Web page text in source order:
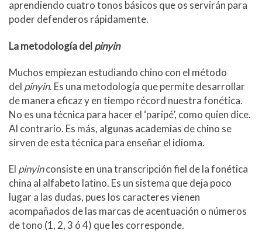
aprendiendo cuatro tonos básicos que os servirán para
poder defenderos rápidamente.
La metodología delpinyin
Muchos empiezan estudiando chino con el método
del pinyin. Es una metodología que permite desarrollar
de manera eficaz y en tiempo récord nuestra fonética.
No es una técnica para hacer el ‘paripé’, como quien dice.
Al contrario. Es más, algunas academias de chino se
sirven de esta técnica para enseñar el idioma.
El pinyinconsiste en una transcripción fiel de la fonética
china al alfabeto latino. Es un sistema que deja poco
lugar a las dudas, pues los caracteres vienen
acompañados de las marcas de acentuación o números
de tono (1, 2, 3 ó 4) que les corresponde.